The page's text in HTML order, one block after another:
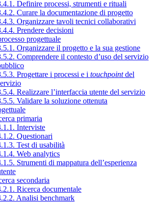
Definire processi, strumenti e rituali
Curare la documentazione di progetto
Organizzare tavoli tecnici collaborativi
Prendere decisioni
progettuale
Organizzare il progetto e la sua gestione
Comprendere il contesto d’uso del servizio
Progettare i processi e i touchpointdel
Realizzare l’interfaccia utente del servizio
Validare la soluzione ottenuta
primaria
Interviste
Questionari
Test di usabilità
Web analytics
Strumenti di mappatura dell’esperienza
secondaria
Ricerca documentale
Analisi benchmark